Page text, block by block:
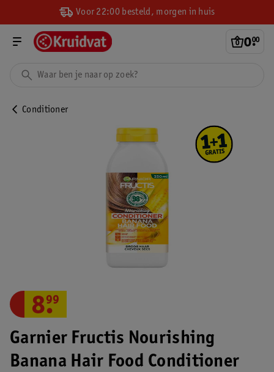
Voor 22:00 besteld, morgen in huis
0.
00
Conditioner
Garnier Fructis Nourishing
Banana Hair Food Conditioner
8.
99